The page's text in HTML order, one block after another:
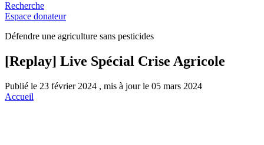
Recherche
Espace donateur
Défendre une agriculture sans pesticides
[Replay] Live Spécial Crise Agricole
Publié le 23 février 2024 , mis à jour le 05 mars 2024
Accueil